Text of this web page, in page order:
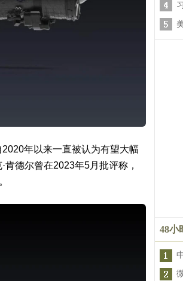
年以来一直被认为有望大幅
德尔曾在2023年5月批评称，
48小